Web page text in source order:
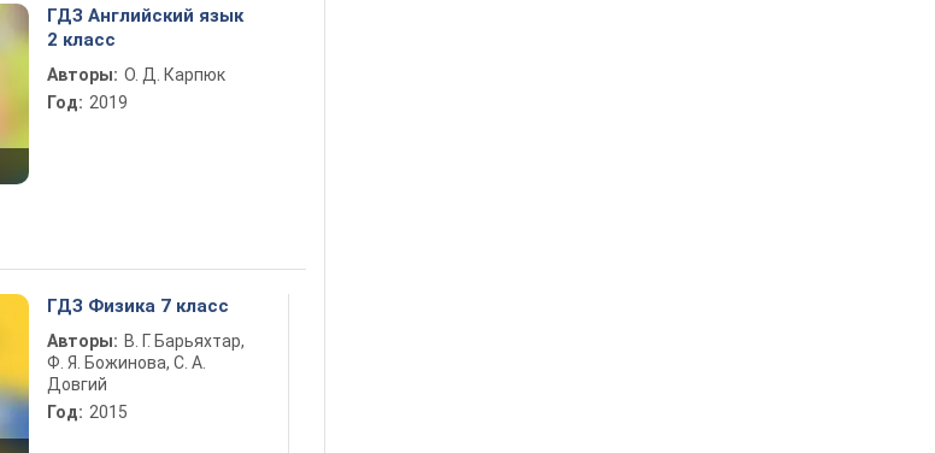
ГДЗ Английский язык
2 класс
Авторы: О. Д. Карпюк
Год: 2019
ГДЗ Физика 7 класс
Авторы: В. Г. Барьяхтар,
Ф. Я. Божинова, С. А.
Довгий
Год: 2015